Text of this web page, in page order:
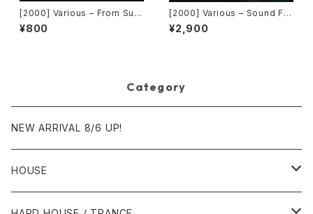
[2000] Various – From Sup
er Dance Freak Vol. 83 / B
ack To The "Disco" ~私もD
¥800
[2000] Various – Sound Fa
ctory Y&Co. / Back To The
"Disco" 〜私もDiscoへ連れ
¥2,900
Category
NEW ARRIVAL 8/6 UP!
HOUSE